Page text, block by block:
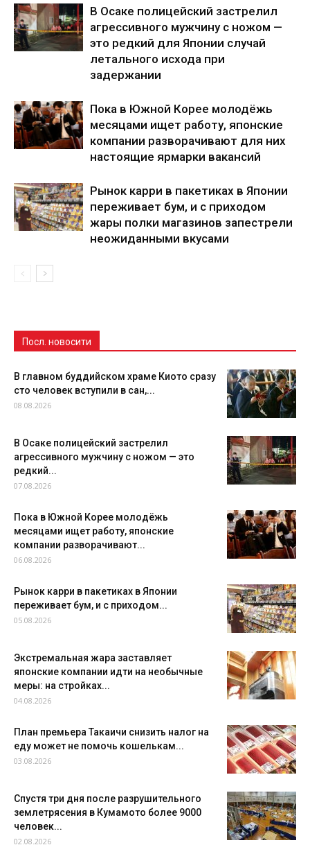
В Осаке полицейский застрелил
агрессивного мужчину с ножом —
это редкий для Японии случай
летального исхода при
задержании
Пока в Южной Корее молодёжь
месяцами ищет работу, японские
компании разворачивают для них
настоящие ярмарки вакансий
Рынок карри в пакетиках в Японии
переживает бум, и с приходом
жары полки магазинов запестрели
неожиданными вкусами
Посл. новосити
В главном буддийском храме Киото сразу
сто человек вступили в сан,...
08.08.2026
В Осаке полицейский застрелил
агрессивного мужчину с ножом — это
редкий...
07.08.2026
Пока в Южной Корее молодёжь
месяцами ищет работу, японские
компании разворачивают...
06.08.2026
Рынок карри в пакетиках в Японии
переживает бум, и с приходом...
05.08.2026
Экстремальная жара заставляет
японские компании идти на необычные
меры: на стройках...
04.08.2026
План премьера Такаичи снизить налог на
еду может не помочь кошелькам...
03.08.2026
Спустя три дня после разрушительного
землетрясения в Кумамото более 9000
человек...
02.08.2026